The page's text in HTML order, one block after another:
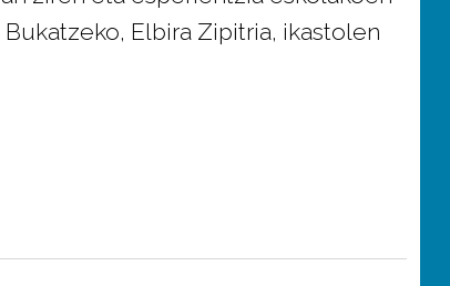
Elbira Zipitria, ikastolen